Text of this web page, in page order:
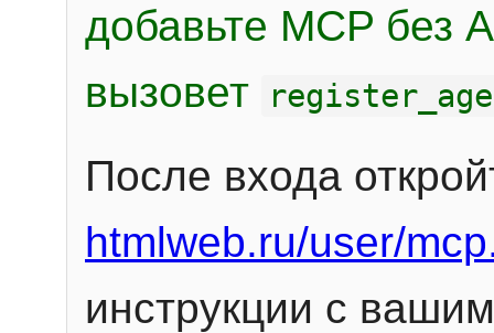
добавьте MCP без
вызовет
После входа
htmlweb.ru/user/
инструкции с